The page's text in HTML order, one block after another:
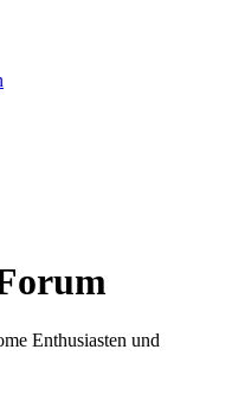
Enthusiasten und